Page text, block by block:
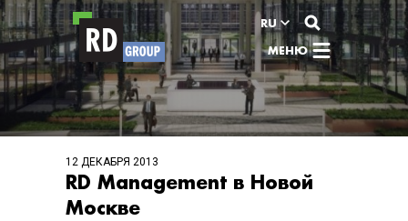
Перейти к содержимому
RU
МЕНЮ
12 ДЕКАБРЯ 2013
RD Management в Новой
Москве